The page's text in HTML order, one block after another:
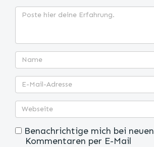
Benachrichtige mich bei neuen
Kommentaren per E-Mail